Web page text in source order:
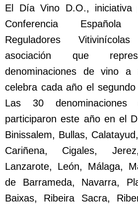
El Día Vino D.O., iniciativa
Conferencia
Reguladores
asociación que
denominaciones de vino a
celebra cada año el
Las 30
participaron este año en el
Binissalem, Bullas,
Cariñena, Cigales,
Lanzarote, León, Málaga,
de Barrameda, Navarra,
Baixas, Ribeira Sacra,